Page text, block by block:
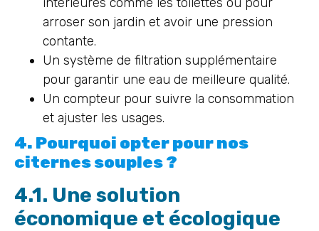
arroser son jardin et avoir une pression
contante.
Un système de filtration supplémentaire
pour garantir une eau de meilleure qualité.
Un compteur pour suivre la consommation
et ajuster les usages.
4. Pourquoi opter pour nos
citernes souples ?
4.1. Une solution
économique et écologique